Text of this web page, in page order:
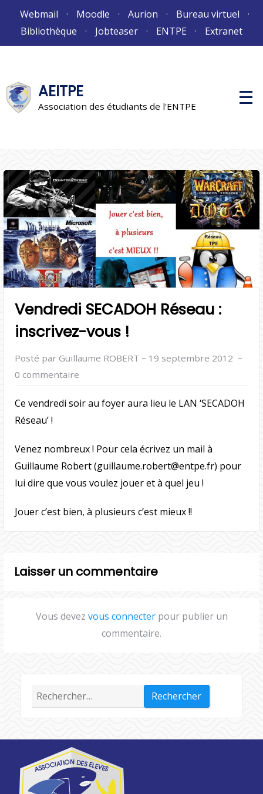
Webmail Moodle Aurion
Bureau virtuel
Bibliothèque
Jobteaser ENTPE Extranet
AEITPE
Association des étudiants de l'ENTPE
M
e
c
i
p
a
l
Vendredi SECADOH Réseau :
inscrivez-vous !
Posté par Guillaume ROBERT – 19 septembre 2012 –
0 commentaire
Ce vendredi soirau foyer aura lieu le LAN ‘SECADOH
Réseau’!
Venez nombreux ! Pour cela écrivez un mail à
Guillaume Robert (guillaume.robert@entpe.fr) pour
lui dire que vous voulez jouer et à quel jeu !
Jouer c’est bien, à plusieurs c’est mieux!!
Laisser un commentaire
Vous devez vous connecterpour publier un
commentaire.
Rechercher :